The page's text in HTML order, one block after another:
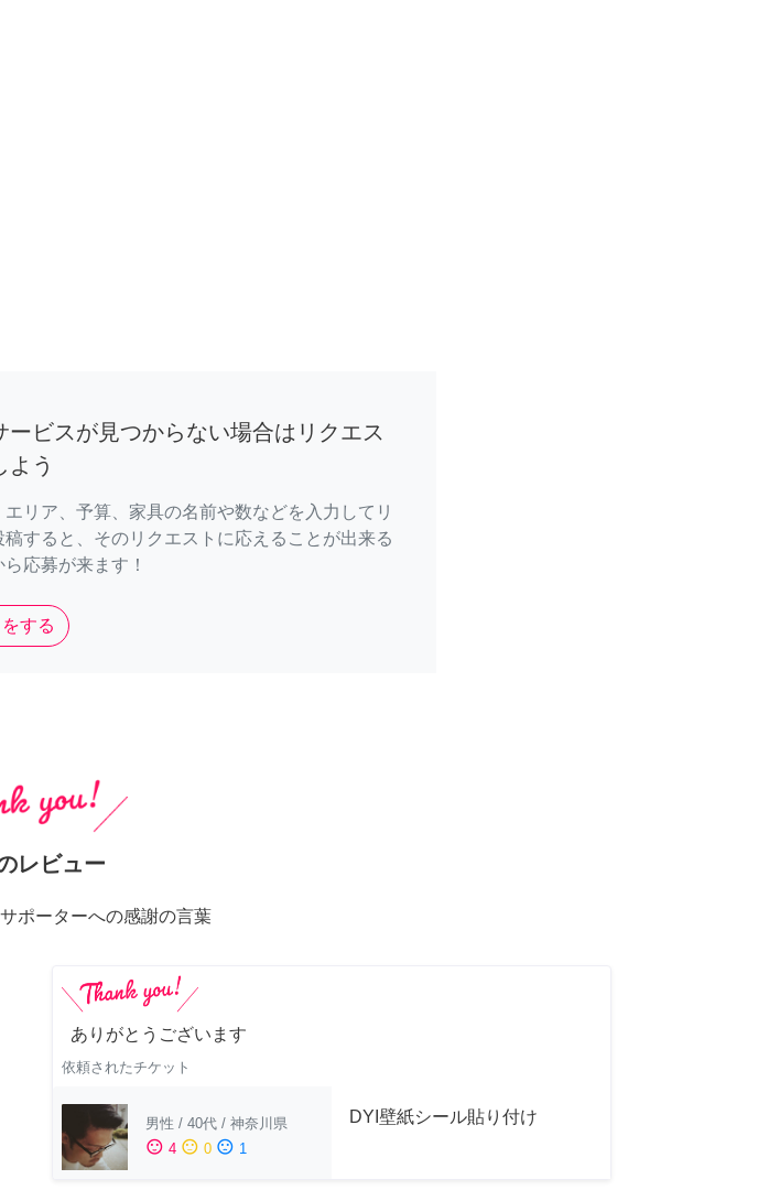
ービスが見つからない場合はリクエス
よう
エリア、予算、家具の名前や数などを入力してリ
稿すると、そのリクエストに応えることが出来る
応募が来ます！
する
レビュー
ポーターへの感謝の言葉
ありがとうございます
依頼されたチケット
男性 / 40代 / 神奈川県
sentiment_satisfied 4 sentiment_neutral 0 sentiment_dissatisfied 1
DYI壁紙シール貼り付け